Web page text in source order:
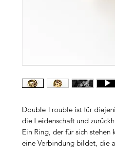
Double Trouble ist für
die Leidenschaft und
Ein Ring, der für sich
eine Verbindung bildet, die